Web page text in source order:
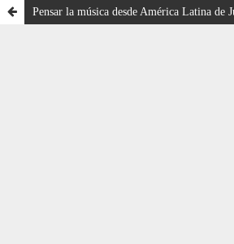
Pensar la música desde América Latina de